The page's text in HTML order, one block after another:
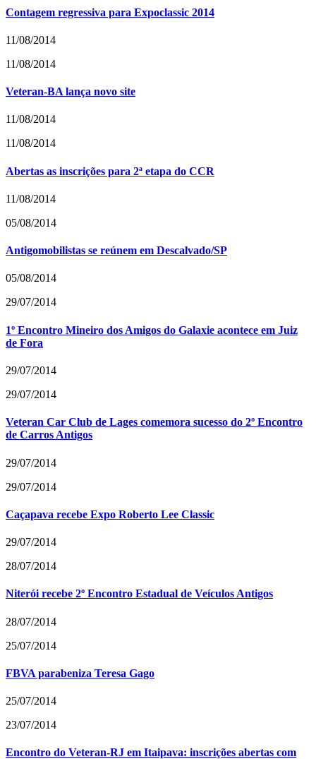
Contagem regressiva para Expoclassic 2014
11/08/2014
11/08/2014
Veteran-BA lança novo site
11/08/2014
11/08/2014
Abertas as inscrições para 2ª etapa do CCR
11/08/2014
05/08/2014
Antigomobilistas se reúnem em Descalvado/SP
05/08/2014
29/07/2014
1º Encontro Mineiro dos Amigos do Galaxie acontece em Juiz
de Fora
29/07/2014
29/07/2014
Veteran Car Club de Lages comemora sucesso do 2º Encontro
de Carros Antigos
29/07/2014
29/07/2014
Caçapava recebe Expo Roberto Lee Classic
29/07/2014
28/07/2014
Niterói recebe 2º Encontro Estadual de Veículos Antigos
28/07/2014
25/07/2014
FBVA parabeniza Teresa Gago
25/07/2014
23/07/2014
Encontro do Veteran-RJ em Itaipava: inscrições abertas com